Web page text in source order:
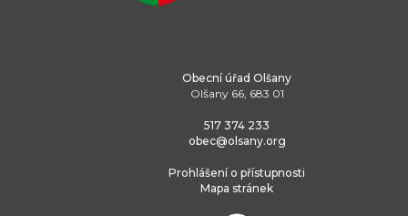
Obecní úřad Olšany
Olšany 66, 683 01
517 374 233
obec@olsany.org
Prohlášení o přístupnosti
Mapa stránek